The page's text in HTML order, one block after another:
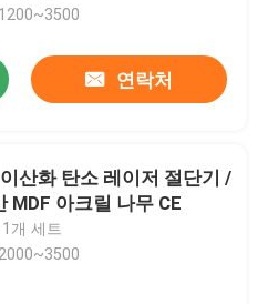
연락처
산화 탄소 레이저 절단기 /
MDF 아크릴 나무 CE
개 세트